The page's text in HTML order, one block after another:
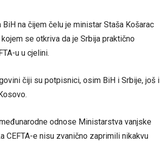
na čijem čelu je ministar Staša Košarac
se otkriva da je Srbija praktično
u u cjelini.
čiji su potpisnici, osim BiH i Srbije, još i
odnose Ministarstva vanjske
CEFTA-e nisu zvanično zaprimili nikakvu